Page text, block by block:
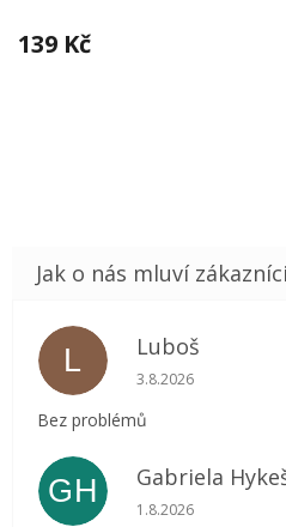
139 Kč
L Luboš
Hodnocení
3.8.2026
Bez problémů
GH Gabriela
Hodnocení
1.8.2026